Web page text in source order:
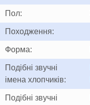
Пол:
Походження:
Форма:
Подібні звучні
імена хлопчиків:
Подібні звучні